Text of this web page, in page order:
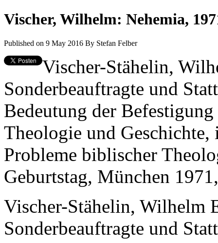
Vischer, Wilhelm: Nehemia,
Published on 9 May 2016 By Stefan Felber
Vischer-Stähelin,
Sonderbeauftragte und
Bedeutung der
Theologie und
Probleme biblischer
Geburtstag, München
Vischer-Stähelin, Wilhelm
Sonderbeauftragte und